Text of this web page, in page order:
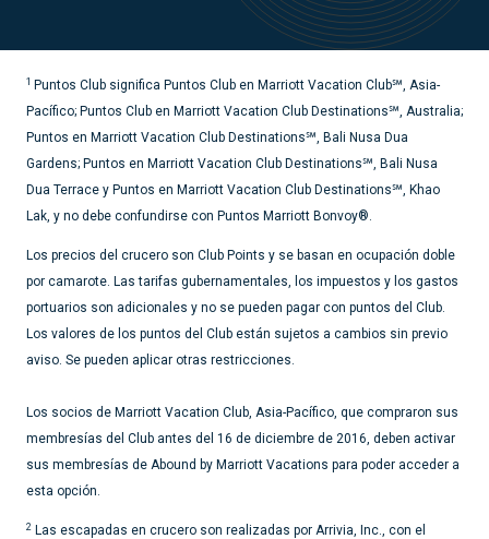
1
Puntos Club significa Puntos Club en Marriott Vacation Club℠, Asia-
Pacífico; Puntos Club en Marriott Vacation Club Destinations℠, Australia;
Puntos en Marriott Vacation Club Destinations℠, Bali Nusa Dua
Gardens; Puntos en Marriott Vacation Club Destinations℠, Bali Nusa
Dua Terrace y Puntos en Marriott Vacation Club Destinations℠, Khao
Lak, y no debe confundirse con Puntos Marriott Bonvoy®.
Los precios del crucero son Club Points y se basan en ocupación doble
por camarote. Las tarifas gubernamentales, los impuestos y los gastos
portuarios son adicionales y no se pueden pagar con puntos del Club.
Los valores de los puntos del Club están sujetos a cambios sin previo
aviso. Se pueden aplicar otras restricciones.
Los socios de Marriott Vacation Club, Asia-Pacífico, que compraron sus
membresías del Club antes del 16 de diciembre de 2016, deben activar
sus membresías de Abound by Marriott Vacations para poder acceder a
esta opción.
2 Las escapadas en crucero son realizadas por Arrivia, Inc., con el